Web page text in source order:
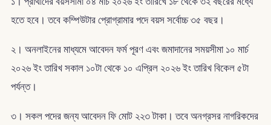
হতে হবে। তবে কম্পিউটার প্রোগ্রামার পদে বয়স সর্বোচ্চ ৩৫ বছর।
২। অনলাইনের মাধ্যমে আবেদন ফর্ম পূরণ এবং জমাদানের সময়সীমা ১০ মার্চ
২০২৬ ইং তারিখ সকাল ১০টা থেকে ১০ এপ্রিল ২০২৬ ইং তারিখ বিকেল ৫টা
পর্যন্ত।
৩। সকল পদের জন্য আবেদন ফি মোট ২২৩ টাকা। তবে অনগ্রসর নাগরিকদের